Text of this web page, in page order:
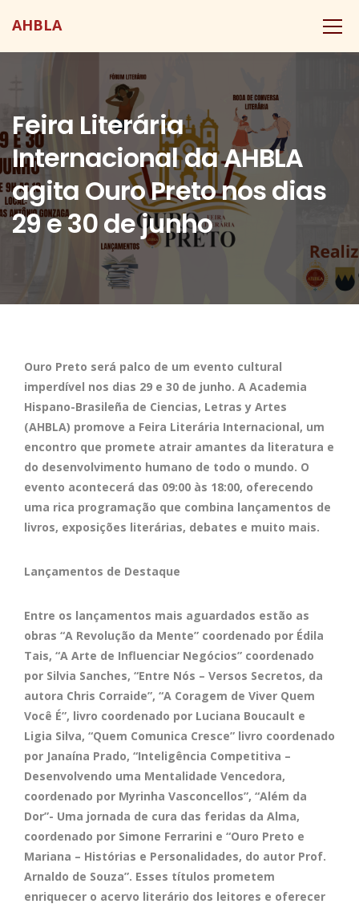
AHBLA
Feira Literária
Internacional da AHBLA
agita Ouro Preto nos dias
29 e 30 de junho
Ouro Preto será palco de um evento cultural
imperdível nos dias 29 e 30 de junho. A Academia
Hispano-Brasileña de Ciencias, Letras y Artes
(AHBLA) promove a Feira Literária Internacional, um
encontro que promete atrair amantes da literatura e
do desenvolvimento humano de todo o mundo. O
evento acontecerá das 09:00 às 18:00, oferecendo
uma rica programação que combina lançamentos de
livros, exposições literárias, debates e muito mais.
Lançamentos de Destaque
Entre os lançamentos mais aguardados estão as
obras “A Revolução da Mente” coordenado por Édila
Tais, “A Arte de Influenciar Negócios” coordenado
por Silvia Sanches, “Entre Nós – Versos Secretos, da
autora Chris Corraide”, “A Coragem de Viver Quem
Você É”, livro coordenado por Luciana Boucault e
Ligia Silva, “Quem Comunica Cresce” livro coordenado
por Janaína Prado, “Inteligência Competitiva –
Desenvolvendo uma Mentalidade Vencedora,
coordenado por Myrinha Vasconcellos”, “Além da
Dor”- Uma jornada de cura das feridas da Alma,
coordenado por Simone Ferrarini e “Ouro Preto e
Mariana – Histórias e Personalidades, do autor Prof.
Arnaldo de Souza”. Esses títulos prometem
enriquecer o acervo literário dos leitores e oferecer